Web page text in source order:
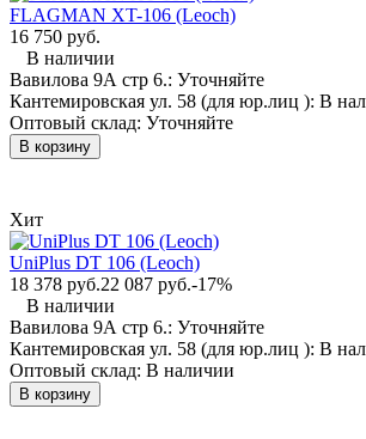
FLAGMAN XT-106 (Leoch)
16 750 руб.
В наличии
Вавилова 9А стр 6.: Уточняйте
Кантемировская ул. 58 (для юр.лиц ): В
Оптовый склад: Уточняйте
В корзину
Хит
UniPlus DT 106 (Leoch)
18 378 руб.22 087 руб.-17%
В наличии
Вавилова 9А стр 6.: Уточняйте
Кантемировская ул. 58 (для юр.лиц ): В
Оптовый склад: В наличии
В корзину